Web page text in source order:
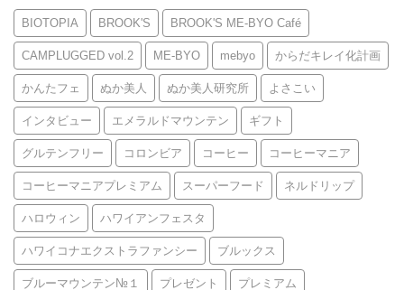
BIOTOPIA BROOK'S BROOK'S ME-BYO Café
CAMPLUGGED vol.2 ME-BYO mebyo からだキレイ化計画
かんたフェ ぬか美人 ぬか美人研究所 よさこい
インタビュー エメラルドマウンテン ギフト
グルテンフリー コロンビア コーヒー コーヒーマニア
コーヒーマニアプレミアム スーパーフード ネルドリップ
ハロウィン ハワイアンフェスタ
ハワイコナエクストラファンシー ブルックス
ブルーマウンテン№１ プレゼント プレミアム